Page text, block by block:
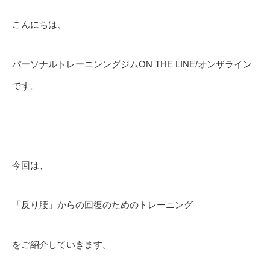
こんにちは、
パーソナルトレーニンングジムON THE LINE/オンザライン
です。
今回は、
「反り腰」からの回復のためのトレーニング
をご紹介していきます。